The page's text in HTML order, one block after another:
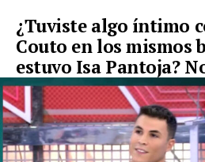
¿Tuviste algo íntimo
Couto en los mismos
estuvo Isa Pantoja?